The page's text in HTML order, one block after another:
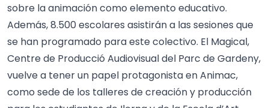
sobre la animación como elemento educativo.
Además, 8.500 escolares asistirán a las sesiones que
se han programado para este colectivo. El Magical,
Centre de Producció Audiovisual del Parc de Gardeny,
vuelve a tener un papel protagonista en Animac,
como sede de los talleres de creación y producción